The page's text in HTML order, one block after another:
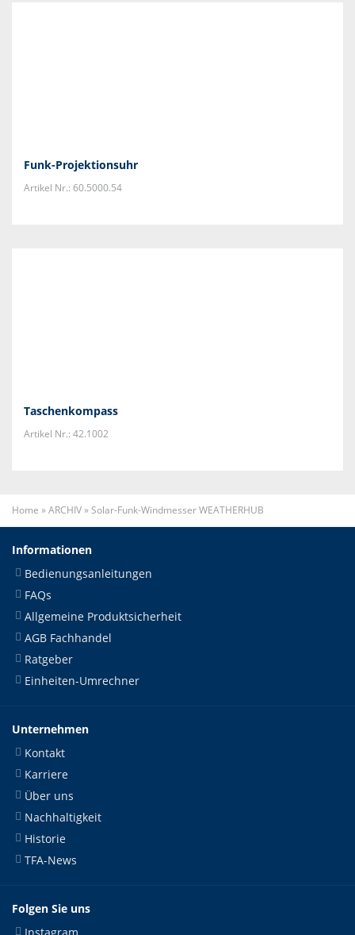
Funk-Projektionsuhr
Artikel Nr.: 60.5000.54
Taschenkompass
Artikel Nr.: 42.1002
Home »ARCHIV»Solar-Funk-Windmesser WEATHERHUB
Informationen
Bedienungsanleitungen
FAQs
Allgemeine Produktsicherheit
AGB Fachhandel
Ratgeber
Einheiten-Umrechner
Unternehmen
Kontakt
Karriere
Über uns
Nachhaltigkeit
Historie
TFA-News
Folgen Sie uns